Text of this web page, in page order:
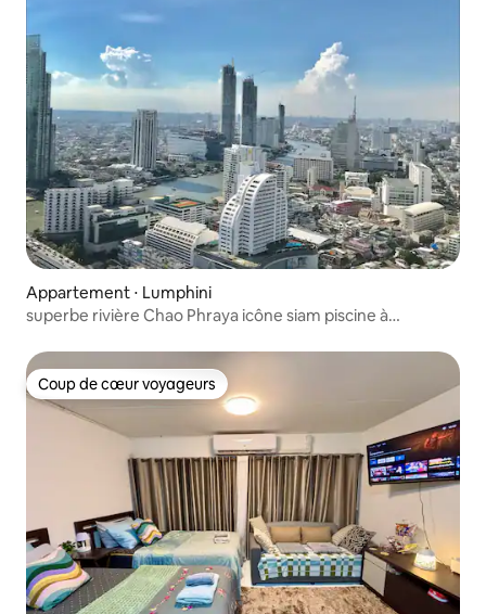
Appartement ⋅ Lumphini
superbe rivière Chao Phraya icône siam piscine à
Coup de cœur voyageurs
Coup de cœur voyageurs